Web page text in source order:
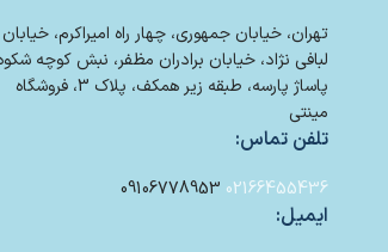
تهران، خیابان جمهوری، چهار راه امیراکرم، خیابان
لبافی نژاد، خیابان برادران مظفر، نبش کوچه
پاساژ پارسه، طبقه زیر همکف، پلاک 3، فروشگاه
مینتی
تلفن تماس:
02166455436
09106778953
ایمیل: